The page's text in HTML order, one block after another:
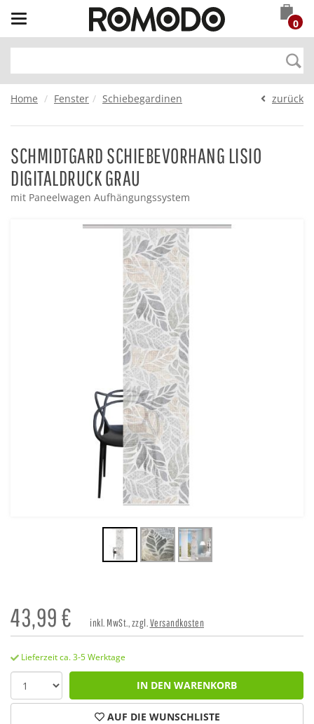
Toggle
navigation
0
Home Fenster Schiebegardinen zurück
SCHMIDTGARD SCHIEBEVORHANG LISIO
DIGITALDRUCK GRAU
mit Paneelwagen Aufhängungssystem
43,99€ inkl. MwSt., zzgl.Versandkosten
Lieferzeit ca. 3-5 Werktage
IN DEN WARENKORB
AUF DIE WUNSCHLISTE